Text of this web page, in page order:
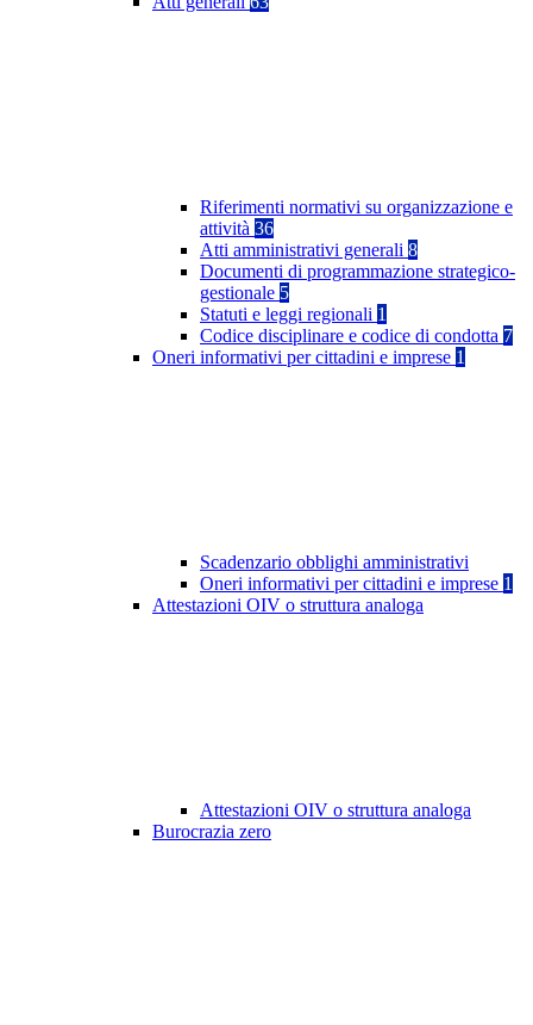
Riferimenti normativi su organizzazione e
attività 36
Atti amministrativi generali 8
Documenti di programmazione strategico-
gestionale 5
Statuti e leggi regionali 1
Codice disciplinare e codice di condotta 7
Oneri informativi per cittadini e imprese 1
Scadenzario obblighi amministrativi
Oneri informativi per cittadini e imprese 1
Attestazioni OIV o struttura analoga
Attestazioni OIV o struttura analoga
Burocrazia zero